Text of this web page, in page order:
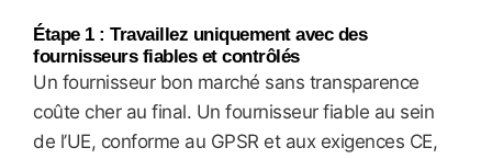
Étape 1 : Travaillez uniquement avec des
fournisseurs fiables et contrôlés
Un fournisseur bon marché sans transparence
coûte cher au final. Un fournisseur fiable au sein
de l’UE, conforme au GPSR et aux exigences CE,